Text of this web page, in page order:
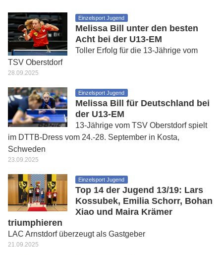
Einzelsport Jugend
Melissa Bill unter den besten
Acht bei der U13-EM
Toller Erfolg für die 13-Jährige vom
TSV Oberstdorf
28.09.2025
Einzelsport Jugend
Melissa Bill für Deutschland bei
der U13-EM
13-Jährige vom TSV Oberstdorf spielt
im DTTB-Dress vom 24.-28. September in Kosta,
Schweden
23.09.2025
Einzelsport Jugend
Top 14 der Jugend 13/19: Lars
Kossubek, Emilia Schorr, Bohan
Xiao und Maira Krämer
triumphieren
LAC Arnstdorf überzeugt als Gastgeber
21.09.2025